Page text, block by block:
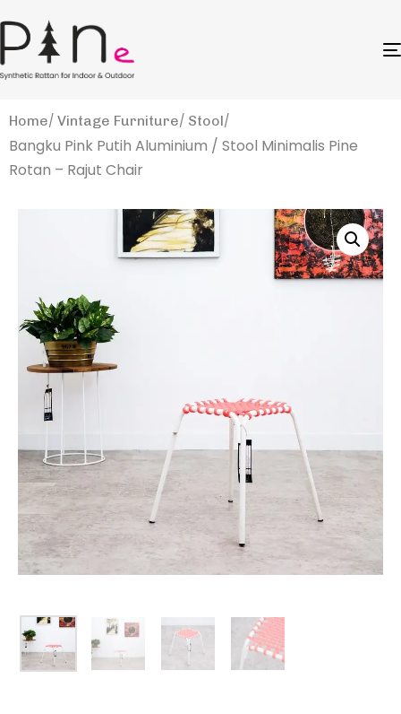
Home Vintage Furniture Stool
Bangku Pink Putih Aluminium / Stool Minimalis Pine
Rotan – Rajut Chair